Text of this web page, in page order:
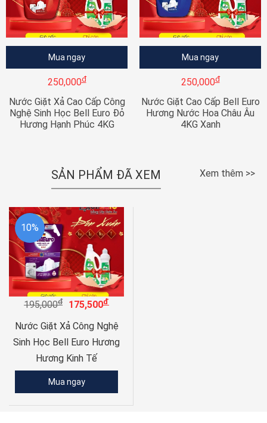
Mua ngay
250,000đ
Nước Giặt Xả Cao Cấp Công
Nghệ Sinh Học Bell Euro Đỏ
Hương Hạnh Phúc 4KG
Mua ngay
250,000đ
Nước Giặt Cao Cấp Bell Euro
Hương Nước Hoa Châu Âu
4KG Xanh
SẢN PHẨM ĐÃ XEM Xem thêm >>
10%
195,000đ 175,500đ
Nước Giặt Xả Công Nghệ
Sinh Học Bell Euro Hương
Hương Kinh Tế
Mua ngay